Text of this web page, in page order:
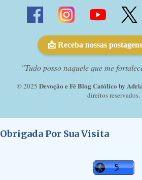
📩 Receba nossas
"Tudo posso naquele que me
© 2025 Devoção e Fé Blog Católico by
direitos reservados.
Obrigada Por Sua Visita